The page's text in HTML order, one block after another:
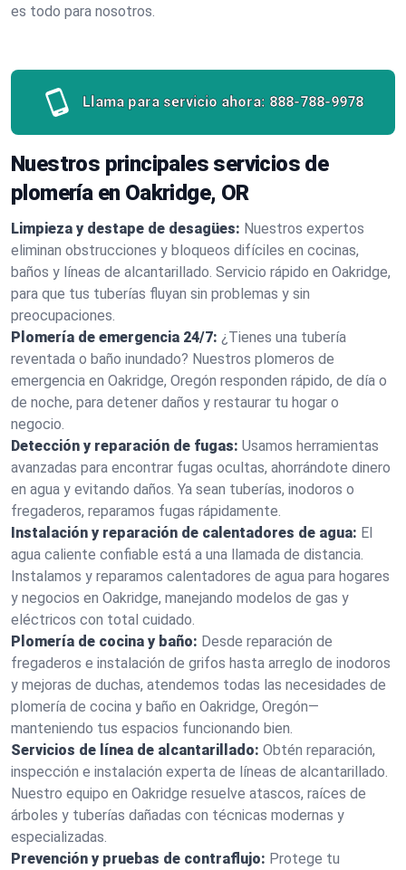
es todo para nosotros.
Llama para servicio ahora: 888-788-9978
Nuestros principales servicios de
plomería en Oakridge, OR
Limpieza y destape de desagües: Nuestros expertos
eliminan obstrucciones y bloqueos difíciles en cocinas,
baños y líneas de alcantarillado. Servicio rápido en Oakridge,
para que tus tuberías fluyan sin problemas y sin
preocupaciones.
Plomería de emergencia 24/7: ¿Tienes una tubería
reventada o baño inundado? Nuestros plomeros de
emergencia en Oakridge, Oregón responden rápido, de día o
de noche, para detener daños y restaurar tu hogar o
negocio.
Detección y reparación de fugas: Usamos herramientas
avanzadas para encontrar fugas ocultas, ahorrándote dinero
en agua y evitando daños. Ya sean tuberías, inodoros o
fregaderos, reparamos fugas rápidamente.
Instalación y reparación de calentadores de agua: El
agua caliente confiable está a una llamada de distancia.
Instalamos y reparamos calentadores de agua para hogares
y negocios en Oakridge, manejando modelos de gas y
eléctricos con total cuidado.
Plomería de cocina y baño: Desde reparación de
fregaderos e instalación de grifos hasta arreglo de inodoros
y mejoras de duchas, atendemos todas las necesidades de
plomería de cocina y baño en Oakridge, Oregón—
manteniendo tus espacios funcionando bien.
Servicios de línea de alcantarillado: Obtén reparación,
inspección e instalación experta de líneas de alcantarillado.
Nuestro equipo en Oakridge resuelve atascos, raíces de
árboles y tuberías dañadas con técnicas modernas y
especializadas.
Prevención y pruebas de contraflujo: Protege tu